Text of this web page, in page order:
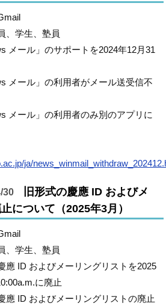
、学生、塾員
メール」のサポートを2024年12月31
メール」の利用者がメール送受信不
メール」の利用者のみ別のアプリに
ja/
30
旧形式の慶應 ID およびメ
について（2025年3月）
、学生、塾員
應 ID およびメーリングリストを2025
に廃止
應 ID およびメーリングリストの廃止